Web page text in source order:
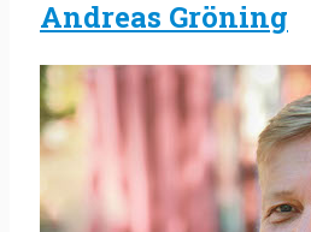
Andreas Gröning